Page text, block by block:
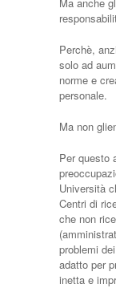
Perchè,
solo ad
norme e
personale.
Ma non
Per questo
Università
Centri di
che non
problemi
adatto per
inetta e